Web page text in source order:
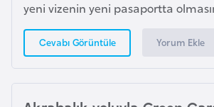
yeni vizenin yeni pasaportta
Cevabı Görüntüle Yorum Ekle
v
a
i
s
t